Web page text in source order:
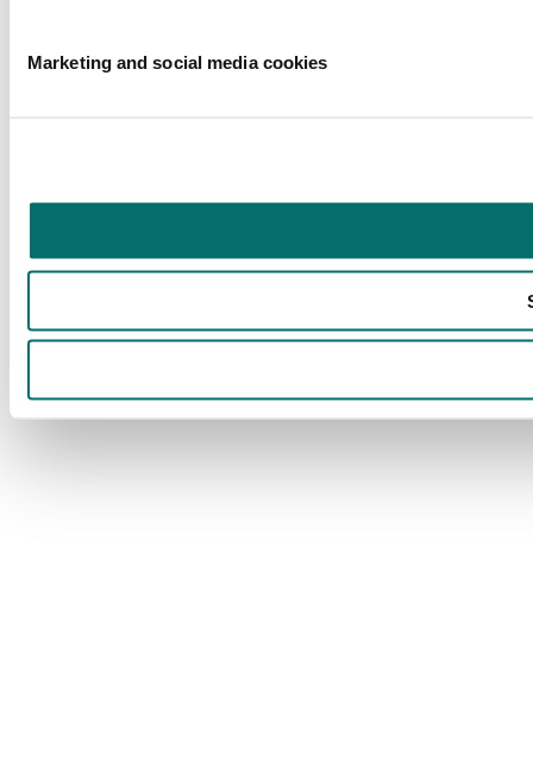
Marketing and social media cookies